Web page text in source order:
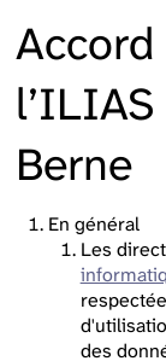
Berne
En général
Les
des